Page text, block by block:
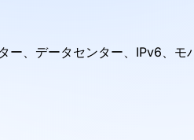
、データセンター、IPv6、モ